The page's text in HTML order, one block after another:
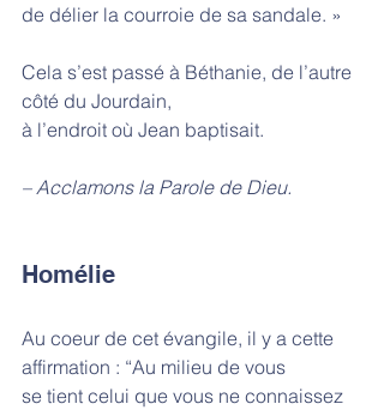
de délier la courroie de sa sandale. »
Cela s’est passé à Béthanie, de l’autre
côté du Jourdain,
à l’endroit où Jean baptisait.
– Acclamons la Parole de Dieu.
Homélie
Au coeur de cet évangile, il y a cette
affirmation : “Au milieu de vous
se tient celui que vous ne connaissez